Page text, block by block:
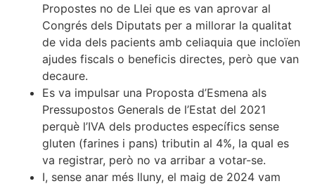
Propostes no de Llei que es van aprovar al
Congrés dels Diputats per a millorar la qualitat
de vida dels pacients amb celiaquia que incloïen
ajudes fiscals o beneficis directes, però que van
decaure.
Es va impulsar una Proposta d’Esmena als
Pressupostos Generals de l’Estat del 2021
perquè l’IVA dels productes específics sense
gluten (farines i pans) tributin al 4%, la qual es
va registrar, però no va arribar a votar-se.
I, sense anar més lluny, el maig de 2024 vam